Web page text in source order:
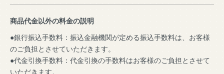
商品代金以外の料金の説明
●銀行振込手数料：振込金融機関が定める振込手数料は、お客様
のご負担とさせていただきます。
●代金引換手数料：代金引換の手数料はお客様のご負担とさせて
いただきます。